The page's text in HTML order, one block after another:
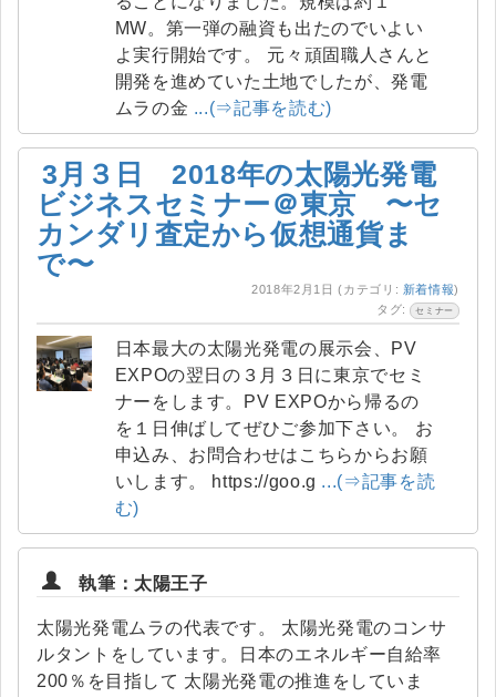
MW。第一弾の融資も出たのでいよい
よ実行開始です。 元々頑固職人さんと
開発を進めていた土地でしたが、発電
ムラの金 ...(⇒記事を読む)
3月３日 2018年の太陽光発電
ビジネスセミナー＠東京 〜セ
カンダリ査定から仮想通貨ま
で〜
2018年2月1日 (カテゴリ: 新着情報)
タグ:
セミナー
日本最大の太陽光発電の展示会、PV
EXPOの翌日の３月３日に東京でセミ
ナーをします。PV EXPOから帰るの
を１日伸ばしてぜひご参加下さい。 お
申込み、お問合わせはこちらからお願
いします。 https://goo.g ...(⇒記事を読
む)
執筆：太陽王子
太陽光発電ムラの代表です。 太陽光発電のコンサ
ルタントをしています。日本のエネルギー自給率
200％を目指して 太陽光発電の推進をしていま